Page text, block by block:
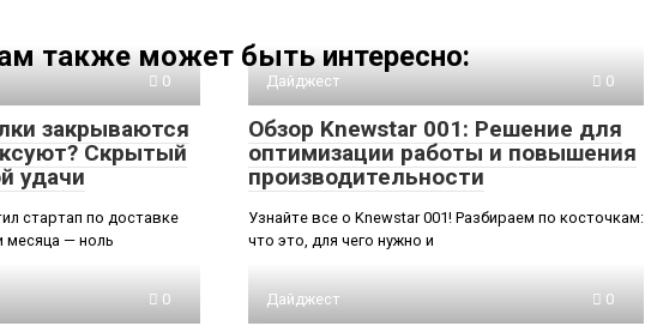
также может быть интересно:
0
закрываются
Скрытый
удачи
стартап по доставке
месяца — ноль
Дайджест 0
Обзор Knewstar 001: Решение для
оптимизации работы и повышения
производительности
Узнайте все о Knewstar 001! Разбираем по косточкам:
что это, для чего нужно и
0 Дайджест 0